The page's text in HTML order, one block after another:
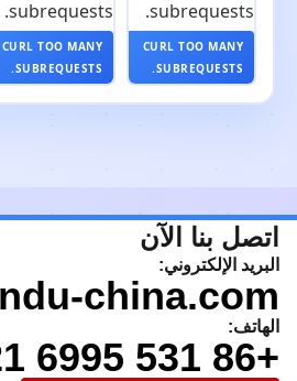
CURL TOO MANY
SUBREQUESTS.
CURL TOO MANY
SUBREQUESTS.
اتصل بنا الآن
البريد الإلكتروني:
china.com
الهاتف:
+86 531 6995 9221